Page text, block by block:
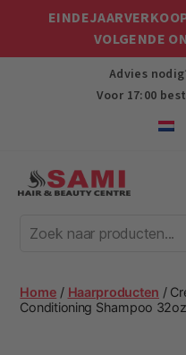
VOLGENDE
Advies
Voor 17:00
Afro
Hair
Beauty
Centre
Home / Haarproducten /
Conditioning Shampoo